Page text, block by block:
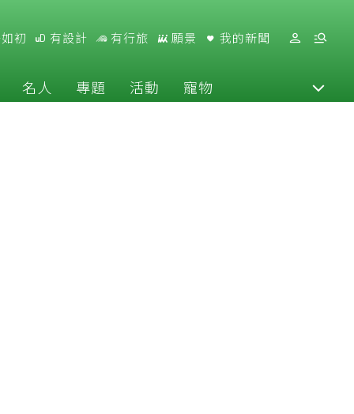
初 有設計 有行旅 願景 我的新聞
名人 專題 活動 寵物